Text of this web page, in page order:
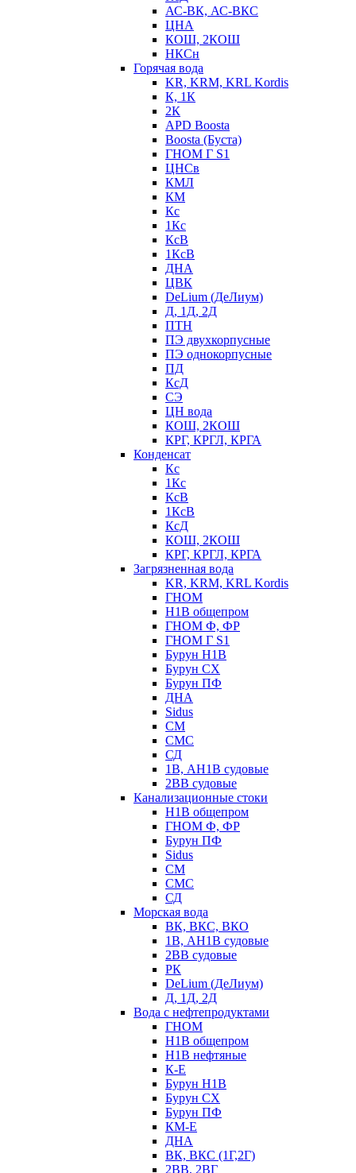
АС-ВК, АС-ВКС
ЦНА
КОШ, 2КОШ
НКСн
Горячая вода
KR, KRM, KRL Kordis
К, 1К
2К
APD Boosta
Boosta (Буста)
ГНОМ Г S1
ЦНСв
КМЛ
КМ
Кс
1Кс
КсВ
1КсВ
ДНА
ЦВК
DeLium (ДеЛиум)
Д, 1Д, 2Д
ПТН
ПЭ двухкорпусные
ПЭ однокорпусные
ПД
КсД
СЭ
ЦН вода
КОШ, 2КОШ
КРГ, КРГЛ, КРГА
Конденсат
Кс
1Кс
КсВ
1КсВ
КсД
КОШ, 2КОШ
КРГ, КРГЛ, КРГА
Загрязненная вода
KR, KRM, KRL Kordis
ГНОМ
Н1В общепром
ГНОМ Ф, ФР
ГНОМ Г S1
Бурун Н1В
Бурун СХ
Бурун ПФ
ДНА
Sidus
СМ
СМС
СД
1В, АН1В судовые
2ВВ судовые
Канализационные стоки
Н1В общепром
ГНОМ Ф, ФР
Бурун ПФ
Sidus
СМ
СМС
СД
Морская вода
ВК, ВКС, ВКО
1В, АН1В судовые
2ВВ судовые
РК
DeLium (ДеЛиум)
Д, 1Д, 2Д
Вода с нефтепродуктами
ГНОМ
Н1В общепром
Н1В нефтяные
К-Е
Бурун Н1В
Бурун СХ
Бурун ПФ
КМ-Е
ДНА
ВК, ВКС (1Г,2Г)
2ВВ, 2ВГ